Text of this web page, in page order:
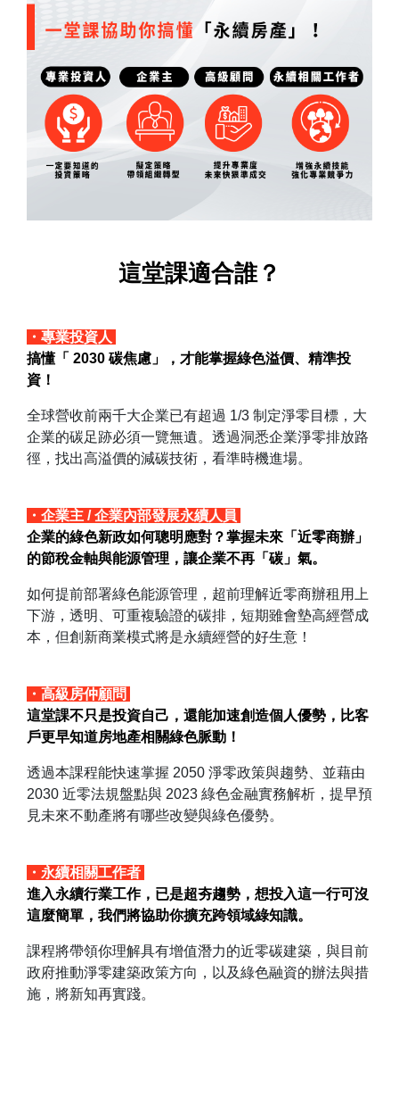
這堂課適合誰？
・專業投資人
搞懂「 2030 碳焦慮」，才能掌握綠色溢價、精準投
資！
全球營收前兩千大企業已有超過 1/3 制定淨零目標，大
企業的碳足跡必須一覽無遺。透過洞悉企業淨零排放路
徑，找出高溢價的減碳技術，看準時機進場。
・企業主 / 企業內部發展永續人員
企業的綠色新政如何聰明應對？掌握未來「近零商辦」
的節稅金軸與能源管理，讓企業不再「碳」氣。
如何提前部署綠色能源管理，超前理解近零商辦租用上
下游，透明、可重複驗證的碳排，短期雖會墊高經營成
本，但創新商業模式將是永續經營的好生意！
・高級房仲顧問
這堂課不只是投資自己，還能加速創造個人優勢，比客
戶更早知道房地產相關綠色脈動！
透過本課程能快速掌握 2050 淨零政策與趨勢、並藉由
2030 近零法規盤點與 2023 綠色金融實務解析，提早預
見未來不動產將有哪些改變與綠色優勢。
・永續相關工作者
進入永續行業工作，已是超夯趨勢，想投入這一行可沒
這麼簡單，我們將協助你擴充跨領域綠知識。
課程將帶領你理解具有增值潛力的近零碳建築，與目前
政府推動淨零建築政策方向，以及綠色融資的辦法與措
施，將新知再實踐。